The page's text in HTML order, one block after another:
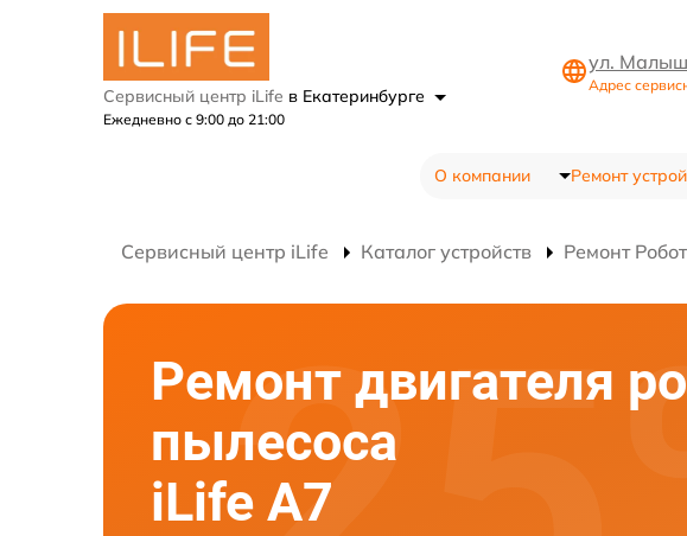
Сервисный центр iLife в Екатеринбурге
Ежедневно с 9:00 до 21:00
ул.
Адрес
О компании Ремонт
Сервисный центр iLife Каталог устройств Ремонт
Ремонт двигателя
пылесоса
iLife A7